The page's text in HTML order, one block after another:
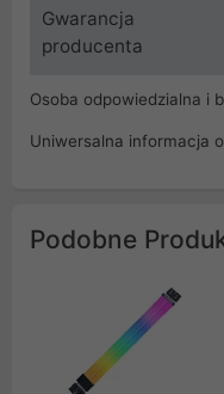
Gwarancja
producenta
Osoba odpowiedzialna i
Uniwersalna informacja
Podobne